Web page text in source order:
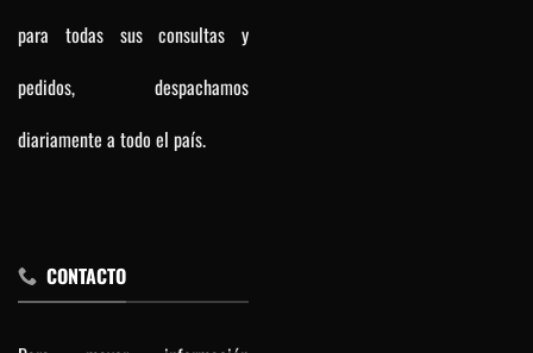
para todas sus consultas y
pedidos, despachamos
diariamente a todo el país.
CONTACTO